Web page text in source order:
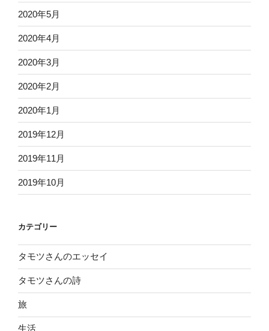
2020年5月
2020年4月
2020年3月
2020年2月
2020年1月
2019年12月
2019年11月
2019年10月
カテゴリー
タモツさんのエッセイ
タモツさんの詩
旅
生活